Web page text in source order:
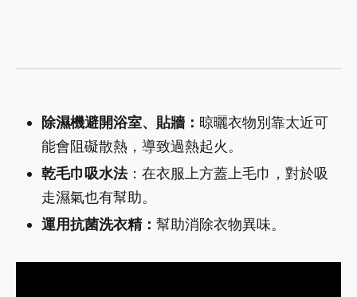
除濕機避開浴室、貼牆： 晾曬衣物別靠太近可
能會阻礙散熱，導致過熱起火。
乾毛巾吸水法：在衣服上方蓋上毛巾，對於吸
走濕氣也有幫助。
運用抗菌洗衣精： 幫助消除衣物異味。